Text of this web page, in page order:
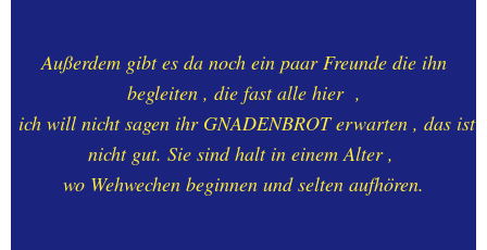
Außerdem gibt es da noch ein paar Freunde die ihn
begleiten , die fast alle hier ,
ich will nicht sagen ihr GNADENBROT erwarten , das ist
nicht gut. Sie sind halt in einem Alter ,
wo Wehwechen beginnen und selten aufhören.